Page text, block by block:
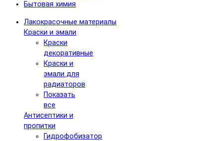
Бытовая химия
Лакокрасочные материалы
Краски и эмали
Краски
декоративные
Краски и
эмали для
радиаторов
Показать
все
Антисептики и
пропитки
Гидрофобизатор